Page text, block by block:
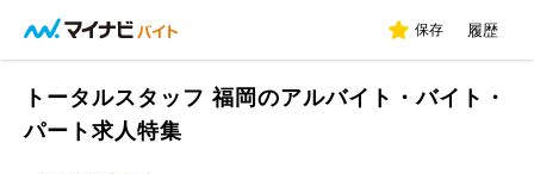
保存 履歴
トータルスタッフ 福岡のアルバイト・バイト・
パート求人特集